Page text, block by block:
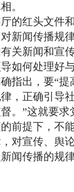
。
红头文件
新闻传播规
关新闻和宣
如何处理好
指出，要“
，正确引导
。”这就要
前提下，不
对宣传、舆
闻传播的规